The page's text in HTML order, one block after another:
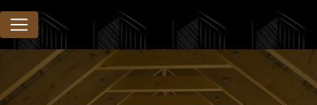
Panneau de gestion des cookies